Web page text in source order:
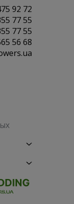
92 72
77 55
77 55
56 68